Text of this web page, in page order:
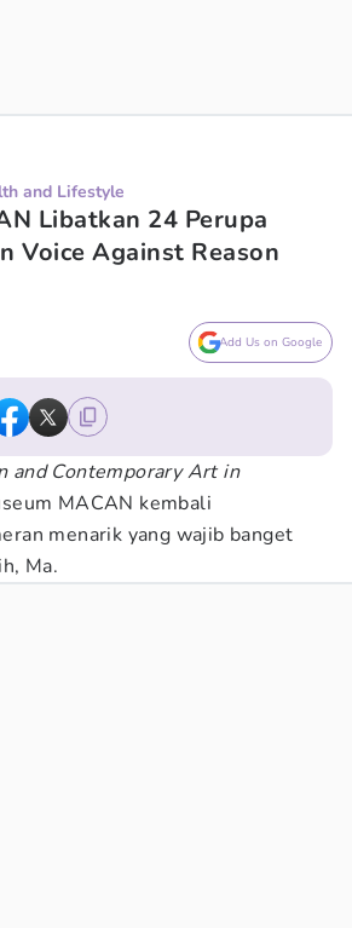
and Lifestyle
Libatkan 24 Perupa
Voice Against Reason
Add Us on Google
and Contemporary Art in
MACAN kembali
menarik yang wajib banget
Ma.